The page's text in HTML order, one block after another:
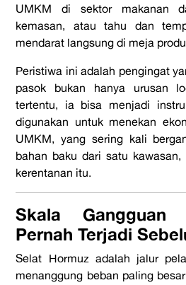
UMKM di sektor makanan
kemasan, atau tahu dan
mendarat langsung di meja
Peristiwa ini adalah pengingat
pasok bukan hanya urusan
tertentu, ia bisa menjadi
digunakan untuk menekan
UMKM, yang sering kali
bahan baku dari satu
kerentanan itu.
Skala Gangguan
Pernah Terjadi
Selat Hormuz adalah jalur
menanggung beban paling